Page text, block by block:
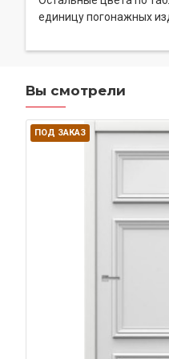
единицу погонажных
Вы смотрели
ПОД ЗАКАЗ